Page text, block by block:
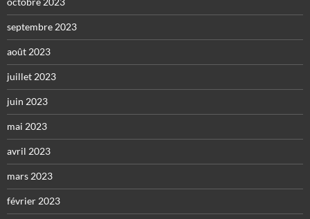
septembre 2023
août 2023
juillet 2023
juin 2023
mai 2023
avril 2023
mars 2023
février 2023